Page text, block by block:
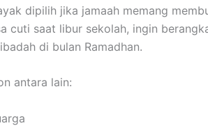
dipilih jika jamaah memang
cuti saat libur sekolah, ingin
di bulan Ramadhan.
antara lain: